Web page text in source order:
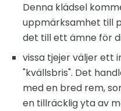
Denna klädsel
uppmärksamhet till
det till ett ämne för
vissa tjejer väljer ett
"kvällsbris". Det
med en bred rem,
en tillräcklig yta av